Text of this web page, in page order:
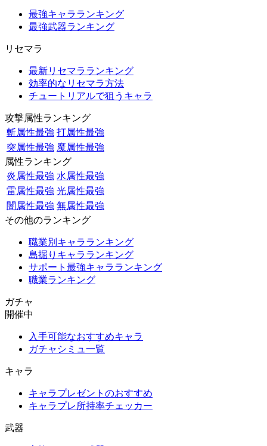
最強キャラランキング
最強武器ランキング
リセマラ
最新リセマラランキング
効率的なリセマラ方法
チュートリアルで狙うキャラ
攻撃属性ランキング
斬属性最強 打属性最強
突属性最強 魔属性最強
属性ランキング
炎属性最強 水属性最強
雷属性最強 光属性最強
闇属性最強 無属性最強
その他のランキング
職業別キャラランキング
島掘りキャラランキング
サポート最強キャラランキング
職業ランキング
ガチャ
開催中
入手可能なおすすめキャラ
ガチャシミュ一覧
キャラ
キャラプレゼントのおすすめ
キャラプレ所持率チェッカー
武器